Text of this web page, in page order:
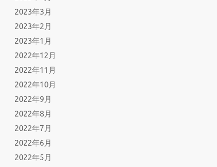
2023年3月
2023年2月
2023年1月
2022年12月
2022年11月
2022年10月
2022年9月
2022年8月
2022年7月
2022年6月
2022年5月